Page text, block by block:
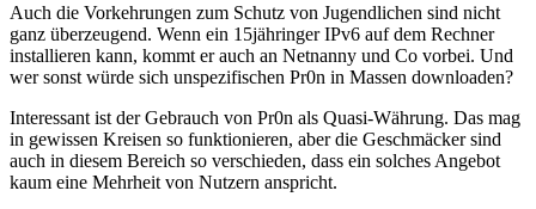
Auch die Vorkehrungen zum Schutz von Jugendlichen sind nicht
ganz überzeugend. Wenn ein 15jähringer IPv6 auf dem Rechner
installieren kann, kommt er auch an Netnanny und Co vorbei. Und
wer sonst würde sich unspezifischen Pr0n in Massen downloaden?
Interessant ist der Gebrauch von Pr0n als Quasi-Währung. Das mag
in gewissen Kreisen so funktionieren, aber die Geschmäcker sind
auch in diesem Bereich so verschieden, dass ein solches Angebot
kaum eine Mehrheit von Nutzern anspricht.